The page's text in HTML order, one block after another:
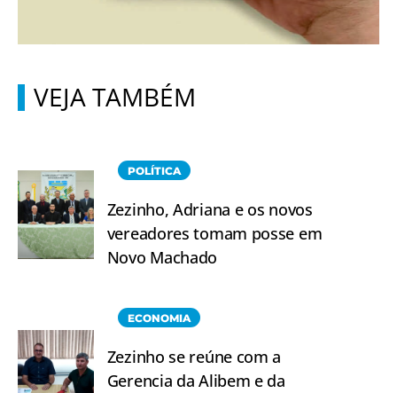
VEJA TAMBÉM
POLÍTICA
Zezinho, Adriana e os novos
vereadores tomam posse em
Novo Machado
ECONOMIA
Zezinho se reúne com a
Gerencia da Alibem e da